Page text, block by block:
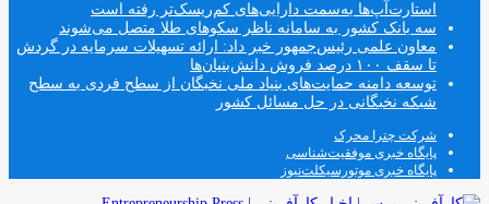
استارت‌آپ‌ها به‌سمت دارایی‌های کم‌ریسک‌تر رفته است
سه بانک کشور به سامانه ناظر سکوهای طلا متصل می‌شوند
معاون علمی رئیس‌جمهور خبر داد: ارائه تسهیلات سرمایه در گردش
تا سقف ۱۰۰ درصد فروش دانش‌بنیان‌ها
توسعه دامنه حمایت‌های بنیاد ملی نخبگان از سطح فردی به سطح
شبکه نخبگانی در حل مسائل کشور
شرکت چترا محرک
پایگاه خبری موفقیت‌شناسی
پایگاه خبری موتورسیکلت‌نیوز